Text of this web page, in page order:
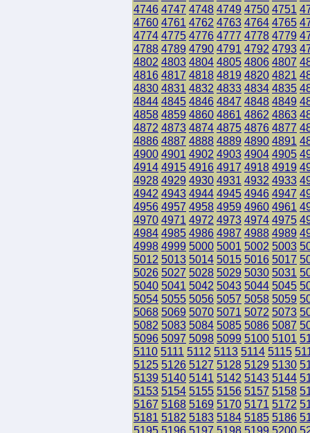
4746 4747 4748 4749 4750 4751
4760 4761 4762 4763 4764 4765
4774 4775 4776 4777 4778 4779
4788 4789 4790 4791 4792 4793
4802 4803 4804 4805 4806 4807
4816 4817 4818 4819 4820 4821
4830 4831 4832 4833 4834 4835
4844 4845 4846 4847 4848 4849
4858 4859 4860 4861 4862 4863
4872 4873 4874 4875 4876 4877
4886 4887 4888 4889 4890 4891
4900 4901 4902 4903 4904 4905
4914 4915 4916 4917 4918 4919
4928 4929 4930 4931 4932 4933
4942 4943 4944 4945 4946 4947
4956 4957 4958 4959 4960 4961
4970 4971 4972 4973 4974 4975
4984 4985 4986 4987 4988 4989
4998 4999 5000 5001 5002 5003
5012 5013 5014 5015 5016 5017
5026 5027 5028 5029 5030 5031
5040 5041 5042 5043 5044 5045
5054 5055 5056 5057 5058 5059
5068 5069 5070 5071 5072 5073
5082 5083 5084 5085 5086 5087
5096 5097 5098 5099 5100 5101
5110 5111 5112 5113 5114 5115
5125 5126 5127 5128 5129 5130
5139 5140 5141 5142 5143 5144
5153 5154 5155 5156 5157 5158
5167 5168 5169 5170 5171 5172
5181 5182 5183 5184 5185 5186
5195 5196 5197 5198 5199 5200